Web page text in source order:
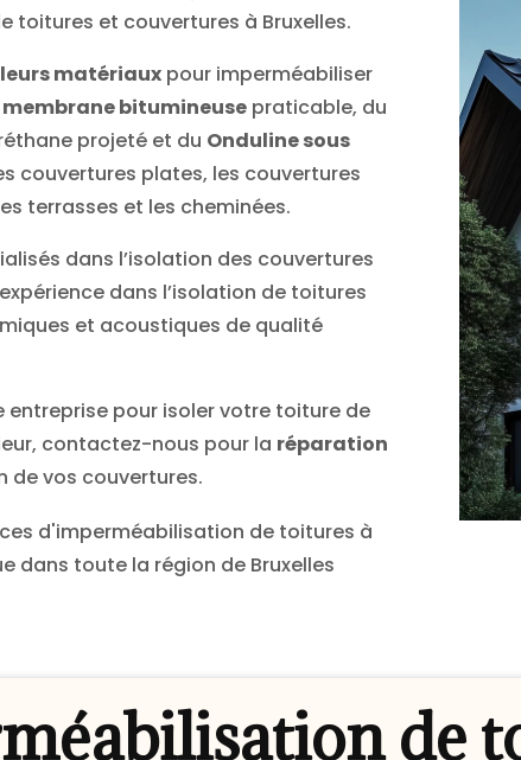
toitures et couvertures à Bruxelles.
matériaux pour imperméabiliser
membrane bitumineuse praticable, du
projeté et du Onduline sous
couvertures plates, les couvertures
terrasses et les cheminées.
dans l’isolation des couvertures
dans l’isolation de toitures
et acoustiques de qualité
entreprise pour isoler votre toiture de
contactez-nous pour la réparation
de vos couvertures.
d'imperméabilisation de toitures à
dans toute la région de Bruxelles
de